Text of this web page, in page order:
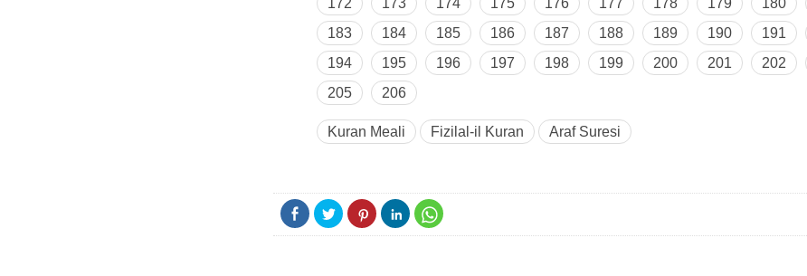
172
173 174 175 176 177 178 179 180
183
184 185 186 187 188 189 190 191
194
195 196 197 198 199 200 201 202
205
206
Kuran Meali Fizilal-il Kuran Araf Suresi